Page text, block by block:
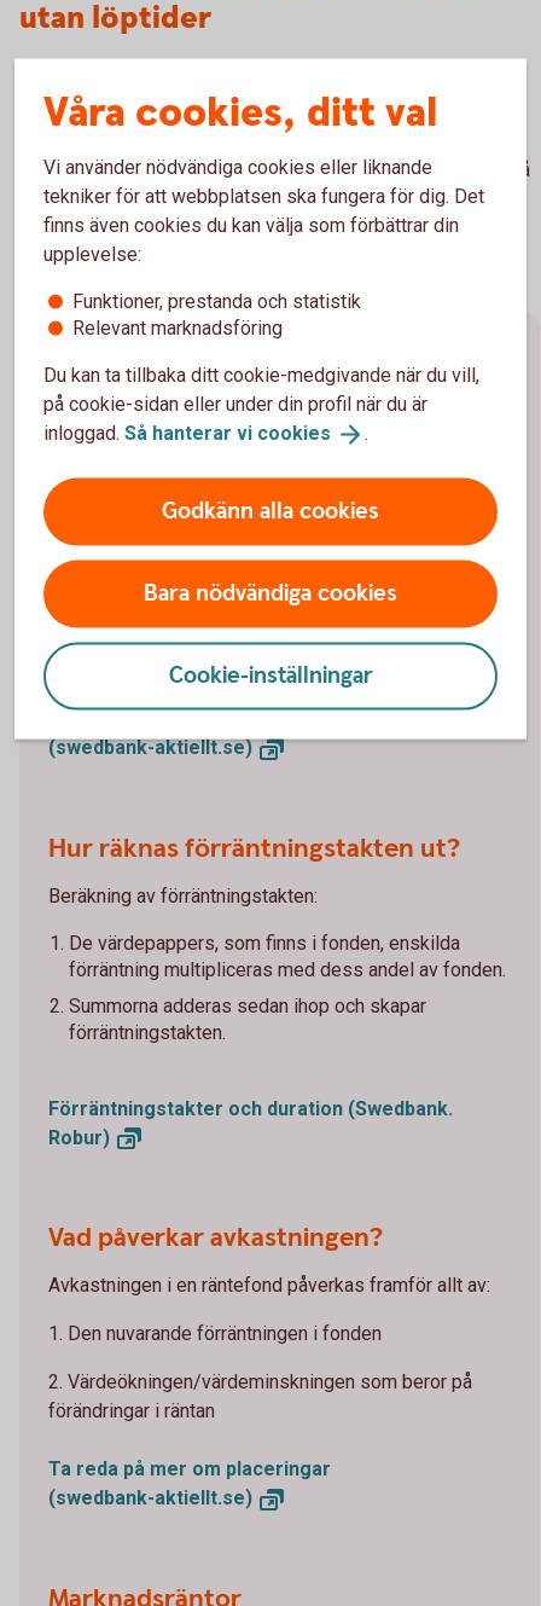
utan löptider
avkastning över tid och vill slippa bekymra dig över
börssvängningar och löptider kan så kallade varierande
räntefonder vara något för dig. Här väljer förvaltaren löptid på
placeringarna utifrån sin egen tro kring ränteutvecklingen
framöver.
Förräntningstakt, duration och
marknadsräntor
Förräntningstakten (Yield to maturity) visar den
avkastning som räntefonden skulle få 12 månader
framåt vid ett oförändrat ränteläge/oförändrade
marknadsräntor. Förräntningstakten uppdateras en
gång i månaden. I angivna förräntningstakter är alla
avgifter redan dragna.
Förräntningstakten är på tapeten
(swedbank-aktiellt.se)
Hur räknas förräntningstakten ut?
Beräkning av förräntningstakten:
De värdepappers, som finns i fonden, enskilda
förräntning multipliceras med dess andel av fonden.
Summorna adderas sedan ihop och skapar
förräntningstakten.
Förräntningstakter och duration (Swedbank.
Robur)
Vad påverkar avkastningen?
Avkastningen i en räntefond påverkas framför allt av:
1. Den nuvarande förräntningen i fonden
2. Värdeökningen/värdeminskningen som beror på
förändringar i räntan
Ta reda på mer om placeringar
(swedbank-aktiellt.se)
Våra cookies, ditt val
Vi använder nödvändiga cookies eller liknande
tekniker för att webbplatsen ska fungera för dig. Det
finns även cookies du kan välja som förbättrar din
upplevelse:
Funktioner, prestanda och statistik
Relevant marknadsföring
Du kan ta tillbaka ditt cookie-medgivande när du vill,
på cookie-sidan eller under din profil när du är
inloggad. Så hanterar vi cookies .
Godkänn alla cookies
Bara nödvändiga cookies
Cookie-inställningar